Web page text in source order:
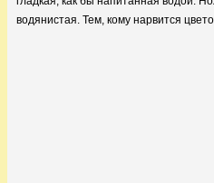
водянистая. Тем, кому нарвится